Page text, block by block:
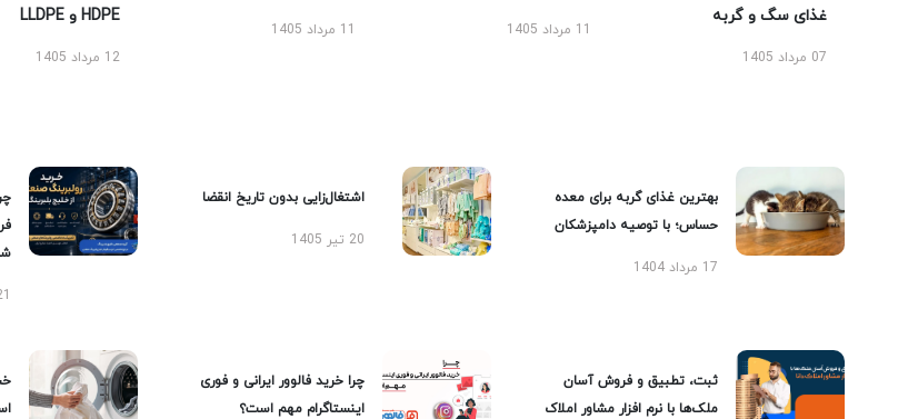
غذای سگ و گربه
07 مرداد 1405
11 مرداد 1405 11 مرداد 1405
HDPE و LLDPE
12 مرداد 1405
بهترین غذای گربه برای معده
حساس؛ با توصیه دامپزشکان
17 مرداد 1404
اشتغال‌زایی بدون تاریخ انقضا
20 تیر 1405
21
ثبت، تطبیق و فروش آسان
ملک‌ها با نرم افزار مشاور املاک
چرا خرید فالوور ایرانی و فوری
اینستاگرام مهم است؟